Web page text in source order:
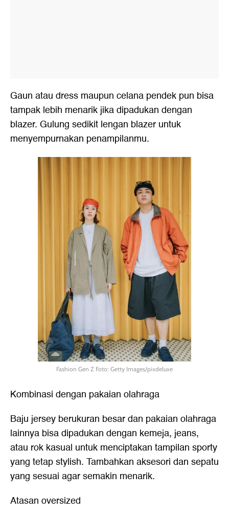
Gaun atau dress maupun celana pendek pun bisa
tampak lebih menarik jika dipadukan dengan
blazer. Gulung sedikit lengan blazer untuk
menyempurnakan penampilanmu.
Fashion Gen Z Foto: Getty Images/pixdeluxe
Kombinasi dengan pakaian olahraga
Baju jersey berukuran besar dan pakaian olahraga
lainnya bisa dipadukan dengan kemeja, jeans,
atau rok kasual untuk menciptakan tampilan sporty
yang tetap stylish. Tambahkan aksesori dan sepatu
yang sesuai agar semakin menarik.
Atasan oversized